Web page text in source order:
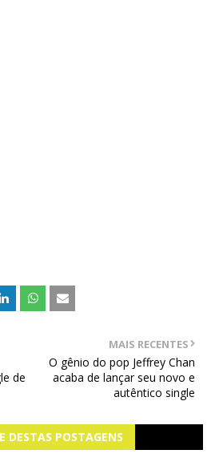
MAIS RECENTES
O gênio do pop Jeffrey Chan
acaba de lançar seu novo e
autêntico single
de
DESTAS POSTAGENS